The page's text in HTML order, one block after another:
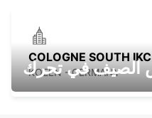
COLOGNE SOUTH IKC
KOELN - GERMANY